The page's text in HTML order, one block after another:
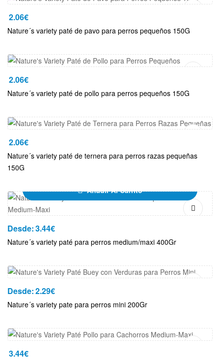
2.06€
Nature´s variety paté de pavo para perros pequeños 150G
2.06€
Nature´s variety paté de pollo para perros pequeños 150G
2.06€
Nature´s variety paté de ternera para perros razas pequeñas
150G
Añadir Al Carrito
Desde:3.44€
Nature´s variety paté para perros medium/maxi 400Gr
Desde:2.29€
Nature´s variety pate para perros mini 200Gr
3.44€